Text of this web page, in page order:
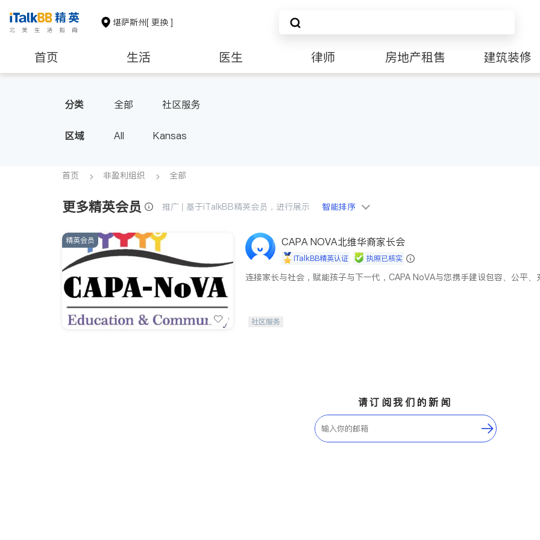
堪萨斯州[ 更换 ]
首页 生活 医生 律师 房地产租售 建筑装修
分类 全部 社区服务
区域 All Kansas
首页 非盈利组织 全部
更多精英会员 推广 | 基于iTalkBB精英会员，进行展示 智能排序
精英会员 CAPA NOVA北维华裔家长会
iTalkBB精英认证 执照已核实
连接家长与社会，赋能孩子与下一代，CAPA NoVA与您携手建设包容、公平、
社区服务
请订阅我们的新闻